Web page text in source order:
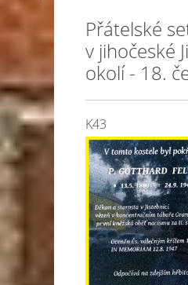
Přátelské
v jihočeské
okolí - 18.
K43